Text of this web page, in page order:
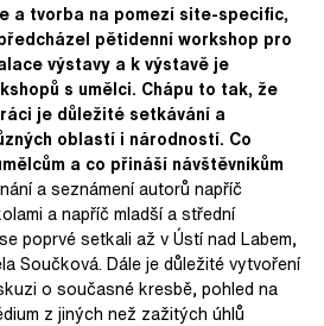
a tvorba na pomezí site-specific,
pětidenní workshop pro
výstavy a k výstavě je
s umělci. Chápu to tak, že
je důležité setkávání a
oblastí i národností. Co
a co přináší návštěvníkům
a seznámení autorů napříč
a napříč mladší a střední
poprvé setkali až v Ústí nad Labem,
Součková. Dále je důležité vytvoření
o současné kresbě, pohled na
z jiných než zažitých úhlů